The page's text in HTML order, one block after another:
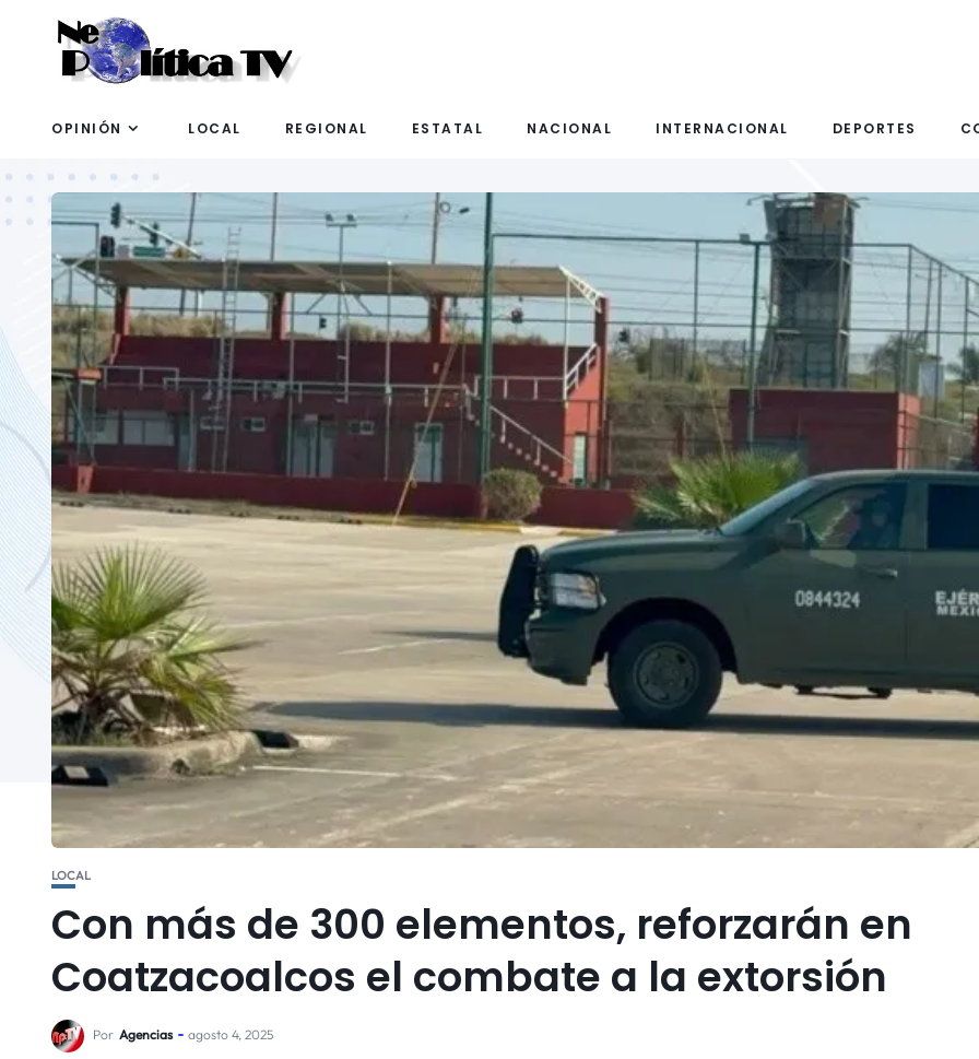
OPINIÓN LOCAL REGIONAL ESTATAL NACIONAL INTERNACIONAL DEPORTES
LOCAL
Con más de 300 elementos, reforzarán en
Coatzacoalcos el combate a la extorsión
Por Agencias agosto 4, 2025